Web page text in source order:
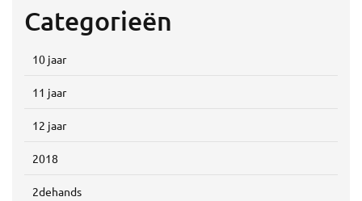
Categorieën
10 jaar
11 jaar
12 jaar
2018
2dehands